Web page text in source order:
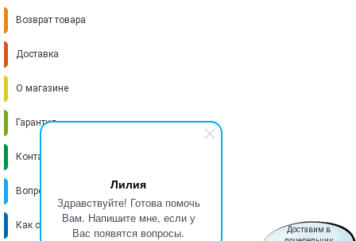
Лилия
Здравствуйте! Готова помочь
Вам. Напишите мне, если у
Вас появятся вопросы.
Доставим в
Возврат товара
Доставка
О магазине
Гарантия
Контакты
Вопрос-ответ
Как стать поставщиком